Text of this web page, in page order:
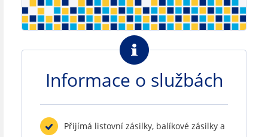
Informace o službách
Přijímá listovní zásilky, balíkové zásilky a